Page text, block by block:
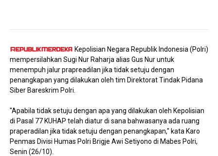
Kepolisian Negara Republik Indonesia (Polri)
mempersilahkan Sugi Nur Raharja alias Gus Nur untuk
menempuh jalur prapreadilan jika tidak setuju dengan
penangkapan yang dilakukan oleh tim Direktorat Tindak Pidana
Siber Bareskrim Polri.
"Apabila tidak setuju dengan apa yang dilakukan oleh Kepolisian
di Pasal 77 KUHAP telah diatur di sana bahwasanya ada ruang
praperadilan jika tidak setuju dengan penangkapan," kata Karo
Penmas Divisi Humas Polri Brigje Awi Setiyono di Mabes Polri,
Senin (26/10).